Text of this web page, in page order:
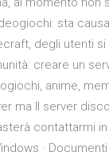
sta
degli utenti
creare un
anime,
ma Il server
contattarmi in
·